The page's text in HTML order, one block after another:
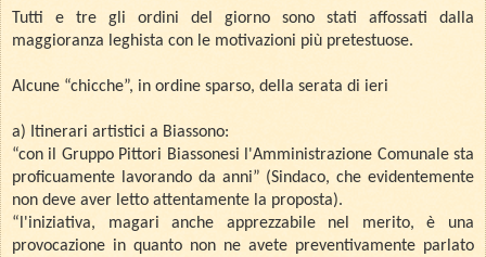
Tutti e tre gli ordini del giorno sono stati affossati dalla
maggioranza leghista con le motivazioni più pretestuose.
Alcune “chicche”, in ordine sparso, della serata di ieri
a) Itinerari artistici a Biassono:
“con il Gruppo Pittori Biassonesi l'Amministrazione Comunale sta
proficuamente lavorando da anni” (Sindaco, che evidentemente
non deve aver letto attentamente la proposta).
“l'iniziativa, magari anche apprezzabile nel merito, è una
provocazione in quanto non ne avete preventivamente parlato